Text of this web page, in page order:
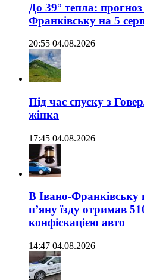
До 39° тепла:
Франківську на 5
20:55 04.08.2026
Під час спуску з
жінка
17:45 04.08.2026
В Івано-Франківську
п’яну їзду отримав
конфіскацією авто
14:47 04.08.2026